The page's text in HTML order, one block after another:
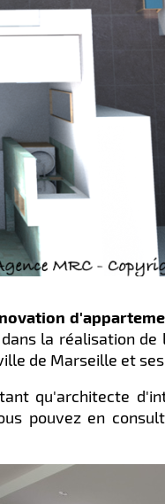
la réalisation de
de Marseille et
qu'architecte
pouvez en